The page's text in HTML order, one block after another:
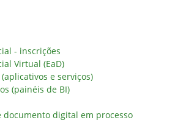
- inscrições
Virtual (EaD)
e serviços)
(painéis de BI)
documento digital em processo